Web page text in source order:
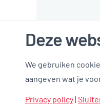
Deze
We gebruiken
aangeven wat je
Privacy policy|